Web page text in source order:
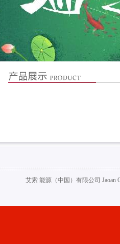
艾索 能源（中国）有限公司 Jaoan